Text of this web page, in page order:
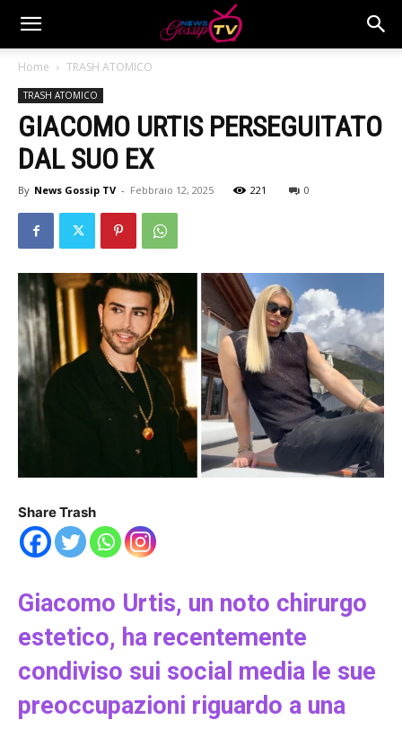
Home TRASH ATOMICO
TRASH ATOMICO
GIACOMO URTIS PERSEGUITATO
DAL SUO EX
By News Gossip TV - Febbraio 12, 2025 221 0
Share Trash
Giacomo Urtis, un noto chirurgo
estetico, ha recentemente
condiviso sui social media le sue
preoccupazioni riguardo a una